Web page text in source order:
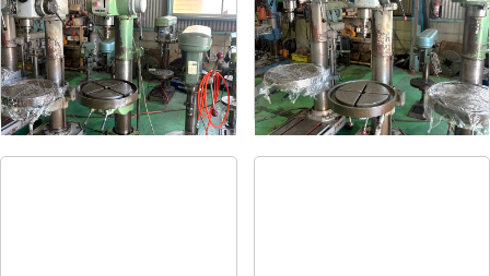
メーカー 森精機
形 式YD2-55
年 式-
メーカー 吉良
形 式KRTG-540
年 式-